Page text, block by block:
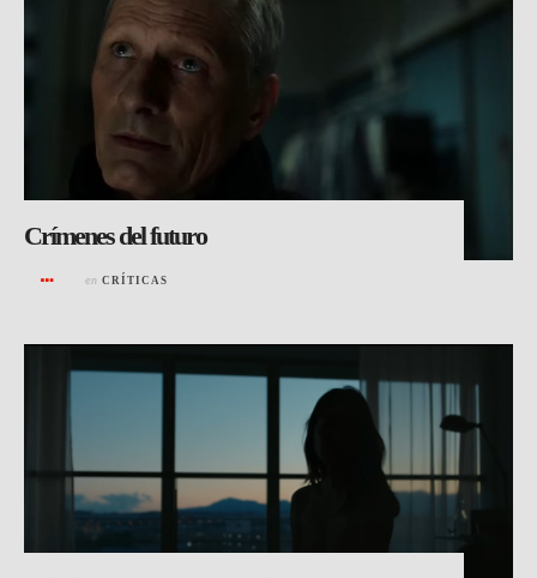
Crímenes del futuro
en CRÍTICAS